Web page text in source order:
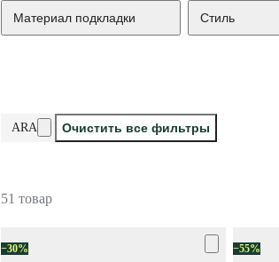
Материал подкладки Стиль
ARA Очистить все фильтры
51 товар
−30% −55%